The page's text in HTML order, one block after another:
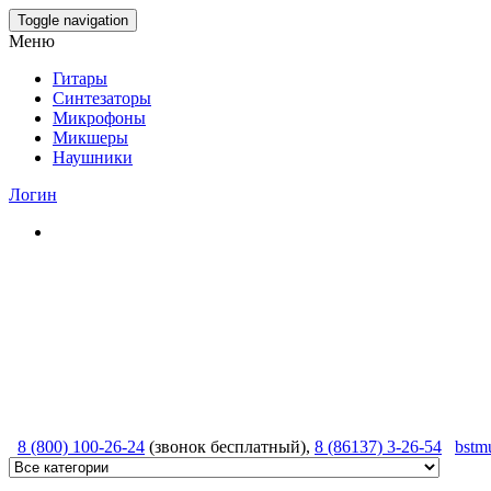
Skip
to
content
Toggle navigation
Меню
Гитары
Синтезаторы
Микрофоны
Микшеры
Наушники
Логин
8 (800) 100-26-24 (звонок бесплатный), 8 (86137) 3-26-54